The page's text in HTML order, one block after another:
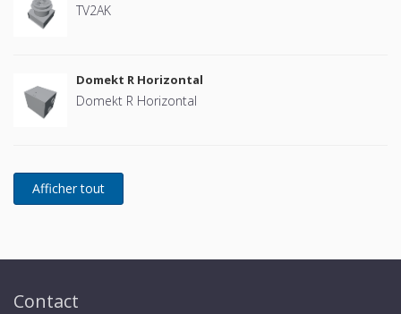
TV2AK
Domekt R Horizontal
Domekt R Horizontal
Contact